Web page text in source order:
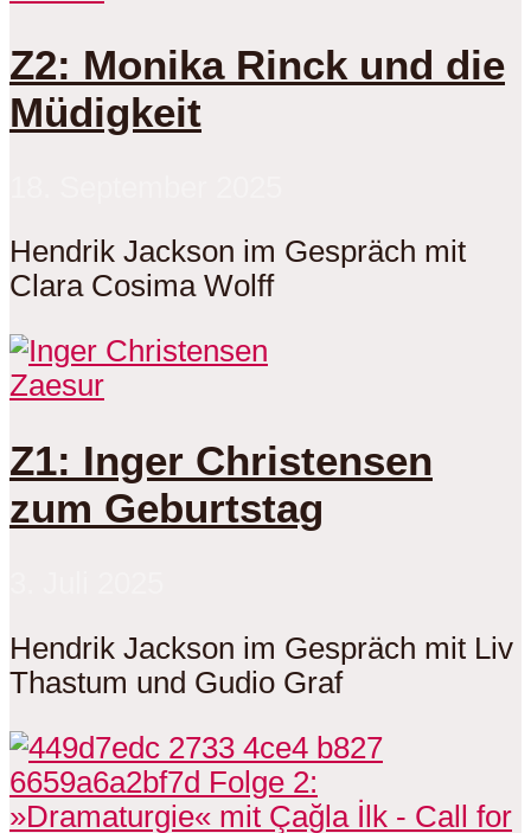
Z2: Monika Rinck und die
Müdigkeit
Hendrik Jackson im Gespräch mit
Clara Cosima Wolff
Zaesur
Z1: Inger Christensen
zum Geburtstag
Hendrik Jackson im Gespräch mit Liv
Thastum und Gudio Graf